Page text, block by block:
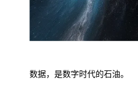
数据，是数字时代的石油。